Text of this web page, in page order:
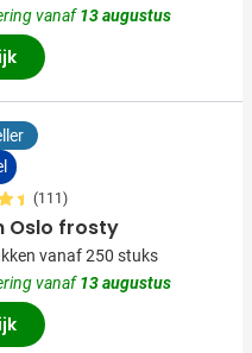
vanaf13 augustus
(111)
Oslo frosty
vanaf 250 stuks
vanaf13 augustus